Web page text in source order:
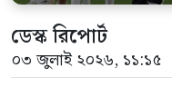
ডেস্ক রিপোর্ট
০৩ জুলাই ২০২৬, ১১:১৫